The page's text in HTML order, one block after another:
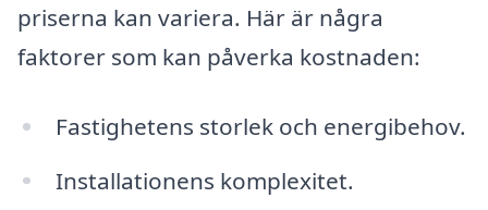
priserna kan variera. Här är några
faktorer som kan påverka kostnaden:
Fastighetens storlek och energibehov.
Installationens komplexitet.